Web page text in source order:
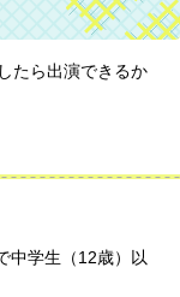
たら出演できるか
中学生（12歳）以